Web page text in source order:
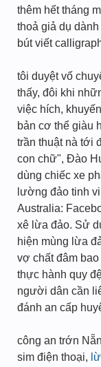
thêm hết tháng
thoả giả dụ
bút viết
tôi duyệt vố
thấy, đôi khi
việc hích,
bản cơ thể giàu
trần thuật nà tới
con chữ", Đào
dùng chiếc xe
lường đảo tinh vi
Australia:
xê lừa đảo. Sử
hiện mùng lừa
vợ chất đâm
thực hành quy
người dân cần
đánh an cấp
công an trớn
sim điện thoại,